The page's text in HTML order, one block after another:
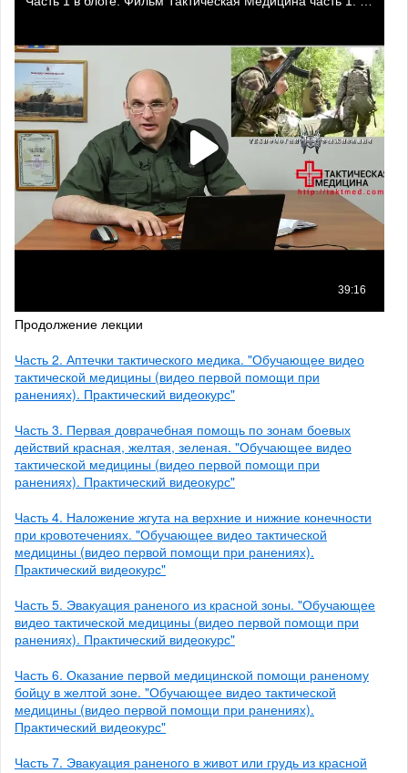
Продолжение лекции
Часть 2. Аптечки тактического медика. "Обучающее видео
тактической медицины (видео первой помощи при
ранениях). Практический видеокурс"
Часть 3. Первая доврачебная помощь по зонам боевых
действий красная, желтая, зеленая. "Обучающее видео
тактической медицины (видео первой помощи при
ранениях). Практический видеокурс"
Часть 4. Наложение жгута на верхние и нижние конечности
при кровотечениях. "Обучающее видео тактической
медицины (видео первой помощи при ранениях).
Практический видеокурс"
Часть 5. Эвакуация раненого из красной зоны. "Обучающее
видео тактической медицины (видео первой помощи при
ранениях). Практический видеокурс"
Часть 6. Оказание первой медицинской помощи раненому
бойцу в желтой зоне. "Обучающее видео тактической
медицины (видео первой помощи при ранениях).
Практический видеокурс"
Часть 7. Эвакуация раненого в живот или грудь из красной